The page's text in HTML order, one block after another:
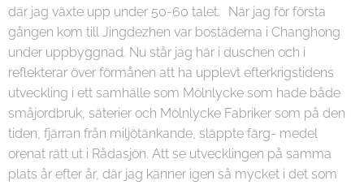
där jag växte upp under 50-60 talet. När jag för första
gången kom till Jingdezhen var bostäderna i Changhong
under uppbyggnad. Nu står jag här i duschen och i
reflekterar över förmånen att ha upplevt efterkrigstidens
utveckling i ett samhälle som Mölnlycke som hade både
småjordbruk, säterier och Mölnlycke Fabriker som på den
tiden, fjärran från miljötänkande, släppte färg- medel
orenat rätt ut i Rådasjön. Att se utvecklingen på samma
plats år efter år, där jag känner igen så mycket i det som